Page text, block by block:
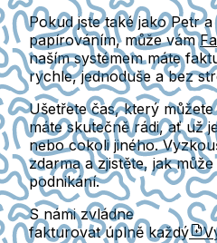
Pokud jste také jako Petr
papírováním, může vám
naším systémem máte
rychle, jednoduše a bez
Ušetřete čas, který
máte skutečně rádi, ať už
nebo cokoli jiného.
zdarma a zjistěte, jak
podnikání.
S námi zvládne
fakturovat úplně každý